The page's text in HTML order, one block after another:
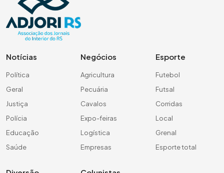
Notícias
Política
Geral
Justiça
Polícia
Educação
Saúde
Negócios
Agricultura
Pecuária
Cavalos
Expo-feiras
Logística
Empresas
Esporte
Futebol
Futsal
Corridas
Local
Grenal
Esporte total